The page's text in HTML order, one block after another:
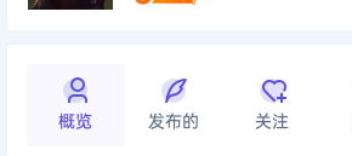
概览 发布的 关注